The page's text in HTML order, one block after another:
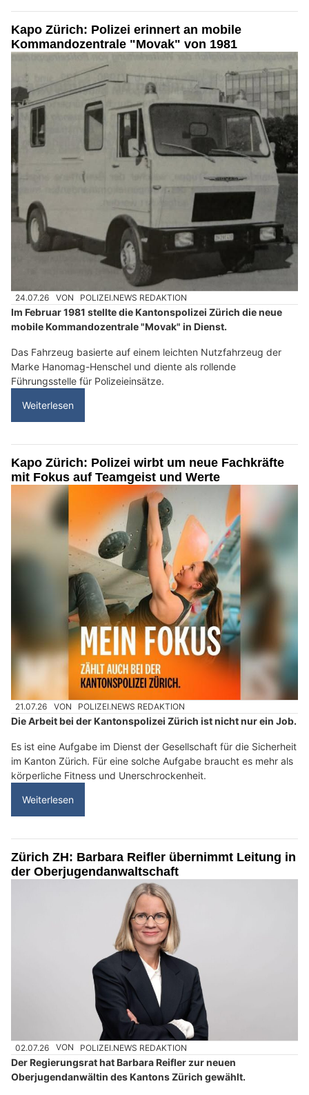
Kapo Zürich: Polizei erinnert an mobile
Kommandozentrale "Movak" von 1981
24.07.26 VON POLIZEI.NEWS REDAKTION
Im Februar 1981 stellte die Kantonspolizei Zürich die neue
mobile Kommandozentrale "Movak" in Dienst.
Das Fahrzeug basierte auf einem leichten Nutzfahrzeug der
Marke Hanomag-Henschel und diente als rollende
Führungsstelle für Polizeieinsätze.
Weiterlesen
Kapo Zürich: Polizei wirbt um neue Fachkräfte
mit Fokus auf Teamgeist und Werte
21.07.26 VON POLIZEI.NEWS REDAKTION
Die Arbeit bei der Kantonspolizei Zürich ist nicht nur ein Job.
Es ist eine Aufgabe im Dienst der Gesellschaft für die Sicherheit
im Kanton Zürich. Für eine solche Aufgabe braucht es mehr als
körperliche Fitness und Unerschrockenheit.
Weiterlesen
Zürich ZH: Barbara Reifler übernimmt Leitung in
der Oberjugendanwaltschaft
02.07.26 VON POLIZEI.NEWS REDAKTION
Der Regierungsrat hat Barbara Reifler zur neuen
Oberjugendanwältin des Kantons Zürich gewählt.